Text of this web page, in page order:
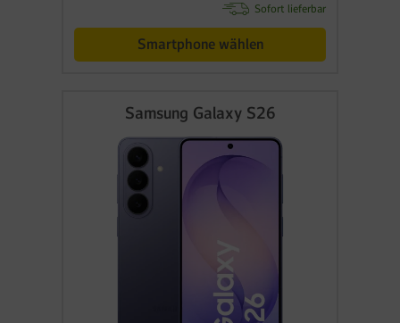
Sofort lieferbar
Smartphone wählen
Samsung Galaxy S26